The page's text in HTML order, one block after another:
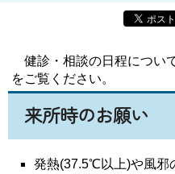
健診・相談の日程について
をご覧ください。
来所時のお願い
発熱(37.5℃以上)や風邪